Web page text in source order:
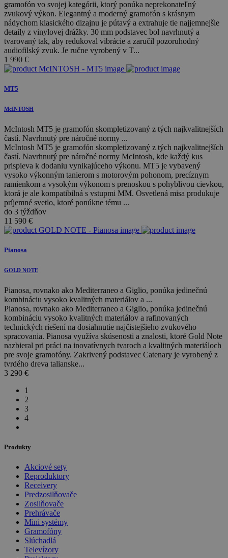
gramofón vo svojej kategórii, ktorý ponúka neprekonateľný
zvukový výkon. Elegantný a moderný gramofón s krásnym
nádychom klasického dizajnu je pútavý a extrahuje tie najjemnejšie
detaily z vinylovej drážky. 30 mm podstavec bol navrhnutý a
tvarovaný tak, aby redukoval vibrácie a zaručil pozoruhodný
audiofilský zvuk. Je ručne vyrobený v T...
1 990 €
MT5
McINTOSH
McIntosh MT5 je gramofón skompletizovaný z tých najkvalitnejších
častí. Navrhnutý pre náročné normy ...
McIntosh MT5 je gramofón skompletizovaný z tých najkvalitnejších
častí. Navrhnutý pre náročné normy McIntosh, kde každý kus
prispieva k dodaniu vynikajúceho výkonu. MT5 je vybavený
vysoko výkonným tanierom s motorovým pohonom, precíznym
ramienkom a vysokým výkonom s prenoskou s pohyblivou cievkou,
ktorá je ale kompatibilná s vstupmi MM. Osvetlená misa produkuje
príjemné svetlo, ktoré ponúkne tému ...
do 3 týždňov
11 590 €
Pianosa
GOLD NOTE
Pianosa, rovnako ako Mediterraneo a Giglio, ponúka jedinečnú
kombináciu vysoko kvalitných materiálov a ...
Pianosa, rovnako ako Mediterraneo a Giglio, ponúka jedinečnú
kombináciu vysoko kvalitných materiálov a rafinovaných
technických riešení na dosiahnutie najčistejšieho zvukového
spracovania. Pianosa využíva skúsenosti a znalosti, ktoré Gold Note
nazbieral pri práci na inovatívnych tvaroch a kvalitných materiáloch
pre svoje gramofóny. Zakrivený podstavec Catenary je vyrobený z
tvrdého dreva talianske...
3 290 €
1
2
3
4
Produkty
Akciové sety
Reproduktory
Receivery
Predzosilňovače
Zosilňovače
Prehrávače
Mini systémy
Gramofóny
Slúchadlá
Televízory